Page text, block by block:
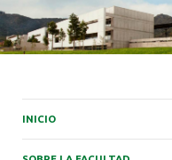
INICIO